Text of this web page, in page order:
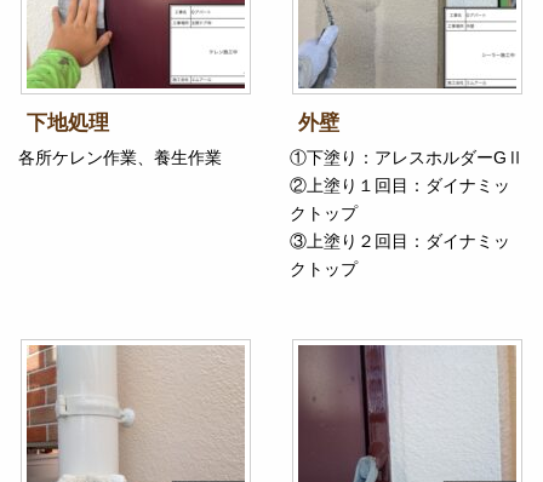
下地処理
各所ケレン作業、養生作業
外壁
①下塗り：アレスホルダーGⅡ
②上塗り１回目：ダイナミッ
クトップ
③上塗り２回目：ダイナミッ
クトップ